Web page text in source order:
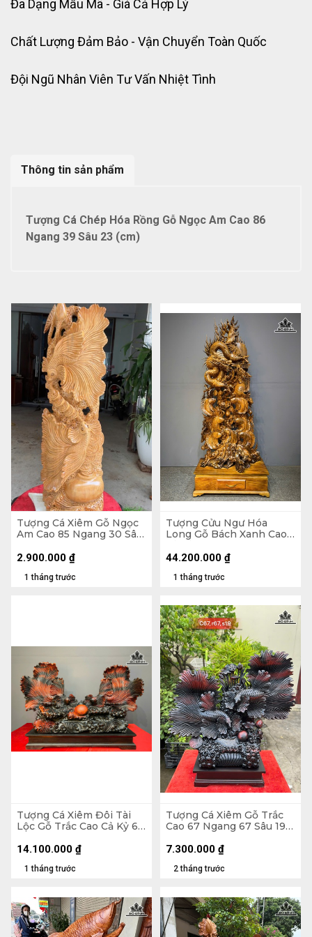
Đa Dạng Mẫu Mã - Giá Cả Hợp Lý
Chất Lượng Đảm Bảo - Vận Chuyển Toàn Quốc
Đội Ngũ Nhân Viên Tư Vấn Nhiệt Tình
Thông tin sản phẩm
Tượng Cá Chép Hóa Rồng Gỗ Ngọc Am Cao 86
Ngang 39 Sâu 23 (cm)
Tượng Cá Xiêm Gỗ Ngọc
Am Cao 85 Ngang 30 Sâu
1 tháng trước
2.900.000 ₫
Tượng Cửu Ngư Hóa
Long Gỗ Bách Xanh Cao
45 (cm) - Kỷ Cao 30
1 tháng trước
44.200.000 ₫
Tượng Cá Xiêm Đôi Tài
Lộc Gỗ Trắc Cao Cả Kỷ 66
Kỷ Cao 10
1 tháng trước
14.100.000 ₫
Tượng Cá Xiêm Gỗ Trắc
Cao 67 Ngang 67 Sâu 19
2 tháng trước
7.300.000 ₫